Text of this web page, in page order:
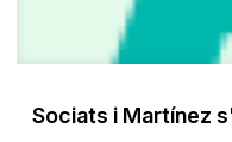
Sociats i Martínez